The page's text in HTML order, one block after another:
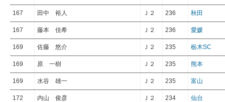
167 田中 裕人 Ｊ２ 236 秋田
167 藤本 佳希 Ｊ２ 236 愛媛
169 佐藤 悠介 Ｊ２ 235 栃木SC
169 原 一樹 Ｊ２ 235 熊本
169 水谷 雄一 Ｊ２ 235 富山
172 内山 俊彦 Ｊ２ 234 仙台